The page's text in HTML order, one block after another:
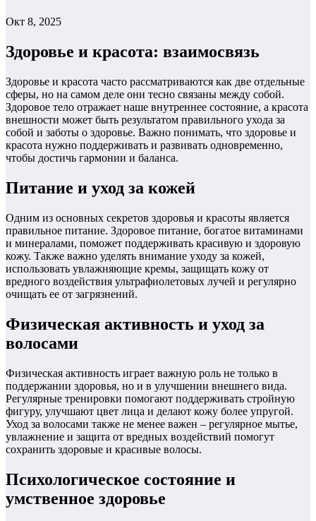
Окт 8, 2025
Здоровье и красота: взаимосвязь
Здоровье и красота часто рассматриваются как две отдельные
сферы, но на самом деле они тесно связаны между собой.
Здоровое тело отражает наше внутреннее состояние, а красота
внешности может быть результатом правильного ухода за
собой и заботы о здоровье. Важно понимать, что здоровье и
красота нужно поддерживать и развивать одновременно,
чтобы достичь гармонии и баланса.
Питание и уход за кожей
Одним из основных секретов здоровья и красоты является
правильное питание. Здоровое питание, богатое витаминами
и минералами, поможет поддерживать красивую и здоровую
кожу. Также важно уделять внимание уходу за кожей,
использовать увлажняющие кремы, защищать кожу от
вредного воздействия ультрафиолетовых лучей и регулярно
очищать ее от загрязнений.
Физическая активность и уход за
волосами
Физическая активность играет важную роль не только в
поддержании здоровья, но и в улучшении внешнего вида.
Регулярные тренировки помогают поддерживать стройную
фигуру, улучшают цвет лица и делают кожу более упругой.
Уход за волосами также не менее важен – регулярное мытье,
увлажнение и защита от вредных воздействий помогут
сохранить здоровые и красивые волосы.
Психологическое состояние и
умственное здоровье